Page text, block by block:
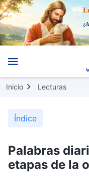
Inicio Lecturas
Índice
Palabras
etapas de la